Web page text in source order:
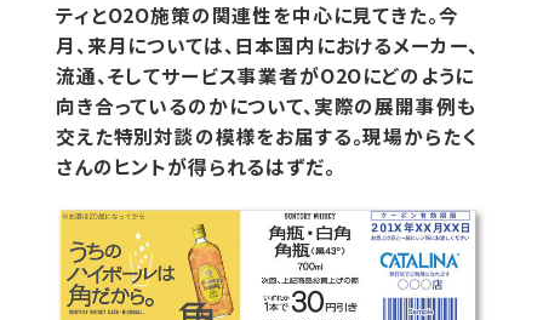
ティとO2O施策の関連性を中心に見てきた。今
月、来月については、日本国内におけるメーカー、
流通、そしてサービス事業者がO2Oにどのように
向き合っているのかについて、実際の展開事例も
交えた特別対談の模様をお届する。現場からたく
さんのヒントが得られるはずだ。